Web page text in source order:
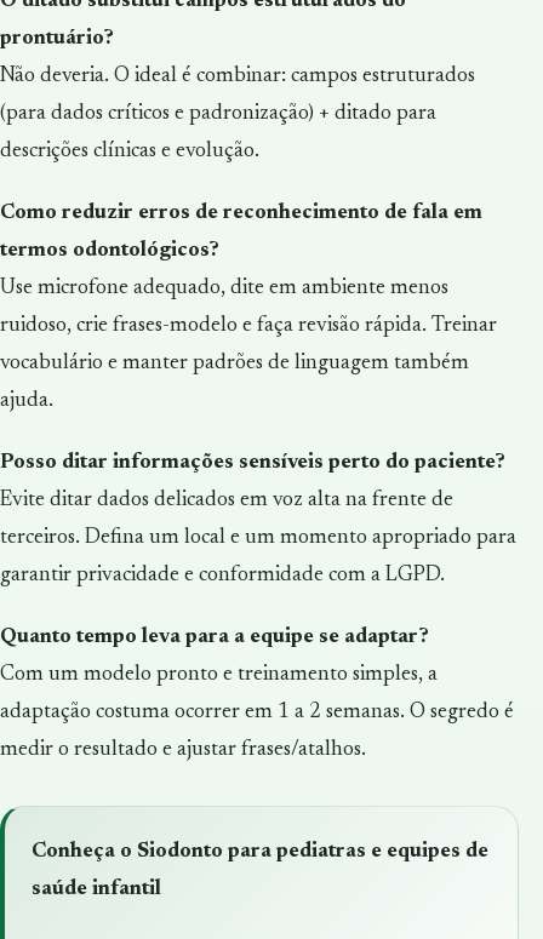
prontuário?
Não deveria. O ideal é combinar: campos estruturados
(para dados críticos e padronização) + ditado para
descrições clínicas e evolução.
Como reduzir erros de reconhecimento de fala em
termos odontológicos?
Use microfone adequado, dite em ambiente menos
ruidoso, crie frases-modelo e faça revisão rápida. Treinar
vocabulário e manter padrões de linguagem também
ajuda.
Posso ditar informações sensíveis perto do paciente?
Evite ditar dados delicados em voz alta na frente de
terceiros. Defina um local e um momento apropriado para
garantir privacidade e conformidade com a LGPD.
Quanto tempo leva para a equipe se adaptar?
Com um modelo pronto e treinamento simples, a
adaptação costuma ocorrer em 1 a 2 semanas. O segredo é
medir o resultado e ajustar frases/atalhos.
Conheça o Siodonto para pediatras e equipes de
saúde infantil